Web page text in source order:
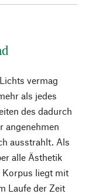
vermag
als jedes
des dadurch
angenehmen
ausstrahlt. Als
alle Ästhetik
Korpus liegt mit
Laufe der Zeit